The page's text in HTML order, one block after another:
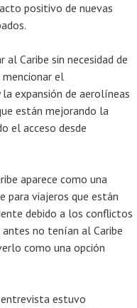
positivo de nuevas
Caribe sin necesidad de
mencionar el
expansión de aerolíneas
están mejorando la
el acceso desde
aparece como una
para viajeros que están
debido a los conflictos
antes no tenían al Caribe
como una opción
estuvo